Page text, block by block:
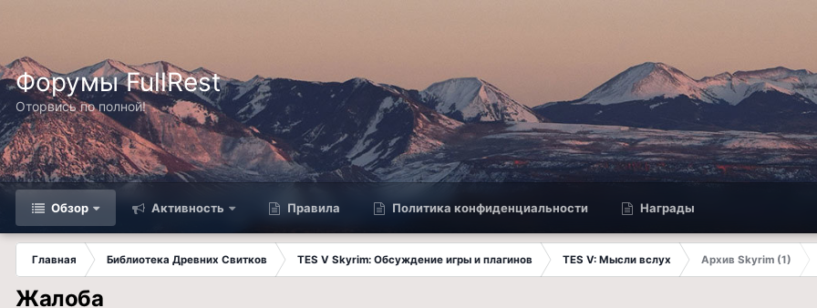
Форумы FullRest
Оторвись по полной!
Обзор Активность Правила Политика конфиденциальности Награды
Главная Библиотека Древних Свитков TES V Skyrim: Обсуждение игры и плагинов TES V: Мысли вслух
Архив Skyrim (1)
Жалоба